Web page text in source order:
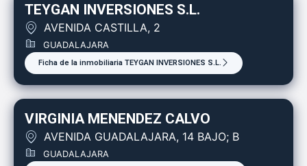
TEYGAN INVERSIONES S.L.
AVENIDA CASTILLA, 2
GUADALAJARA
Ficha de la inmobiliaria TEYGAN INVERSIONES S.L.
VIRGINIA MENENDEZ CALVO
AVENIDA GUADALAJARA, 14 BAJO; B
GUADALAJARA